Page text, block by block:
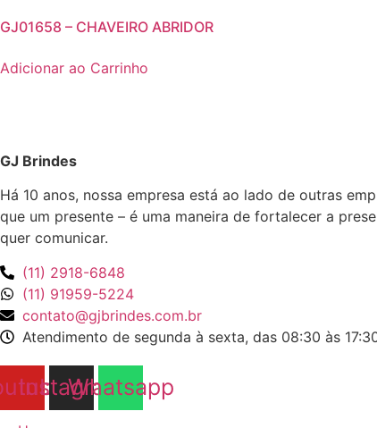
GJ01658 – CHAVEIRO ABRIDOR
Adicionar ao Carrinho
GJ Brindes
Há 10 anos, nossa empresa está ao lado de outras
que um presente – é uma maneira de fortalecer a
quer comunicar.
(11) 2918-6848
(11) 91959-5224
contato@gjbrindes.com.br
Atendimento de segunda à sexta, das 08:30 às
Instagram
Whatsapp